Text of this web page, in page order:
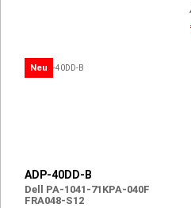
Neu
ADP-40DD-B
Dell PA-1041-71KPA-040F
FRA048-S12